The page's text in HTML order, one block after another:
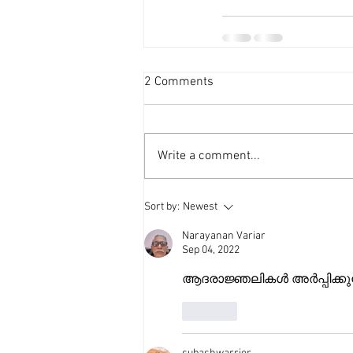
2 Comments
Write a comment...
Sort by: Newest
Narayanan Variar
Sep 04, 2022
ആദരാജ്ഞലികൾ